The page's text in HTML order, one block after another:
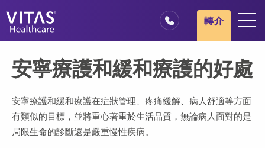
安寧療護基本概述
我們的服務
醫療服務專業人員
轉介
安寧療護和緩和療護的好處
安寧療護和緩和療護在症狀管理、疼痛緩解、病人舒適等方面
有類似的目標，並將重心著重於生活品質，無論病人面對的是
局限生命的診斷還是嚴重慢性疾病。